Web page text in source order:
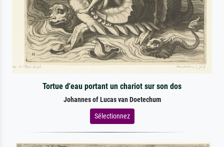
Tortue d'eau portant un chariot sur son dos
Johannes of Lucas van Doetechum
Sélectionnez